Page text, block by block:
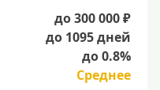
до 300 000 ₽
до 1095 дней
до 0.8%
Среднее